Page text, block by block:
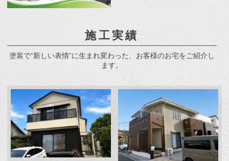
施工実績
塗装で“新しい表情”に生まれ変わった、お客様のお宅をご紹介し
ます。